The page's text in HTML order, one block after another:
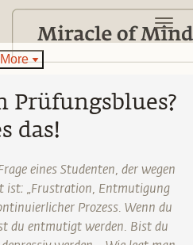
More
Prüfungsblues?
das!
eines Studenten, der wegen
ist: „Frustration, Entmutigung
Prozess. Wenn du
du entmutigt werden. Bist du